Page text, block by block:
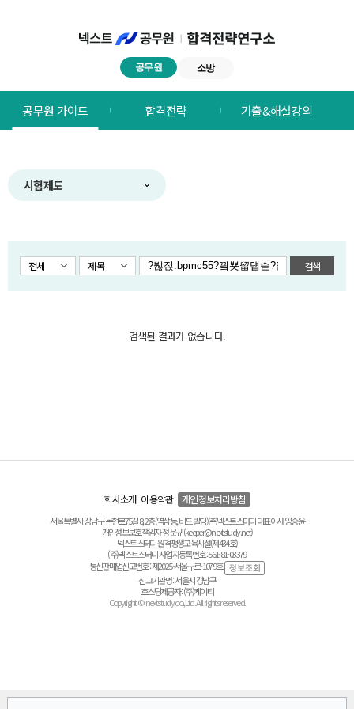
공무원 소방
합격전략연구소
메뉴
공무원 가이드 합격전략 기출&해설강의
시험제도
전체 제목 검색
검색된 결과가 없습니다.
회사소개 이용약관 개인정보처리방침
서울특별시 강남구 논현로75길 8, 2층(역삼동, 비드 빌딩) ㈜넥스트스터디 대표이사 양승윤
개인정보보호책임자 정운규 (keeper@nextstudy.net)
넥스트스터디 원격평생교육시설(제434호)
(주)넥스트스터디 사업자등록번호 : 561-81-03379
통신판매업신고번호 : 제2025-서울구로-1079호
신고기관명 : 서울시 강남구
호스팅제공자 : (주)케이티
Copyright © nextstudy.co.,Ltd. All rights reserved.